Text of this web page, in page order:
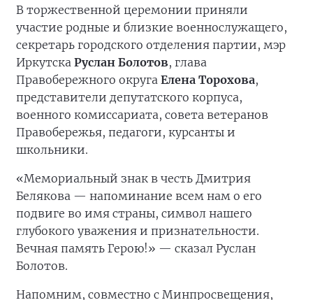
В торжественной церемонии приняли
участие родные и близкие военнослужащего,
секретарь городского отделения партии, мэр
Иркутска Руслан Болотов, глава
Правобережного округа Елена Торохова,
представители депутатского корпуса,
военного комиссариата, совета ветеранов
Правобережья, педагоги, курсанты и
школьники.
«Мемориальный знак в честь Дмитрия
Белякова — напоминание всем нам о его
подвиге во имя страны, символ нашего
глубокого уважения и признательности.
Вечная память Герою!» — сказал Руслан
Болотов.
Напомним, совместно с Минпросвещения,